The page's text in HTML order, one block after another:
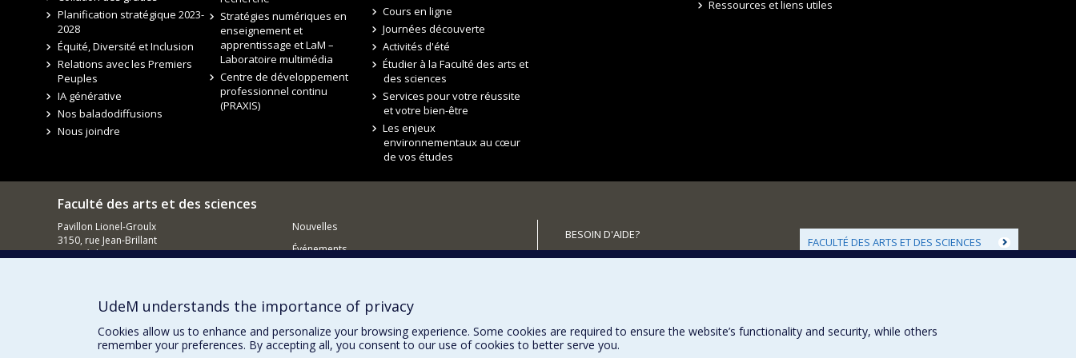
Planification stratégique 2023-
2028
Équité, Diversité et Inclusion
Relations avec les Premiers
Peuples
IA générative
Nos baladodiffusions
Nous joindre
Stratégies numériques en
enseignement et
apprentissage et LaM –
Laboratoire multimédia
Centre de développement
professionnel continu
(PRAXIS)
Cours en ligne
Journées découverte
Activités d'été
Étudier à la Faculté des arts et
des sciences
Services pour votre réussite
et votre bien-être
Les enjeux
environnementaux au cœur
de vos études
Ressources et liens utiles
Faculté des arts et des sciences
Pavillon Lionel-Groulx
3150, rue Jean-Brillant
Montréal QC
Nouvelles
Événements
BESOIN D'AIDE?
Plan du site
FACULTÉ DES ARTS ET DES SCIENCES
UdeM understands the importance of privacy
Cookies allow us to enhance and personalize your browsing experience. Some cookies are required to ensure the website’s functionality and security, while others
remember your preferences. By accepting all, you consent to our use of cookies to better serve you.